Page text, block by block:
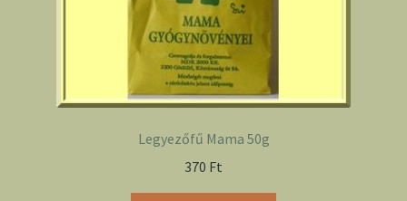
Legyezőfű Mama 50g
370 Ft